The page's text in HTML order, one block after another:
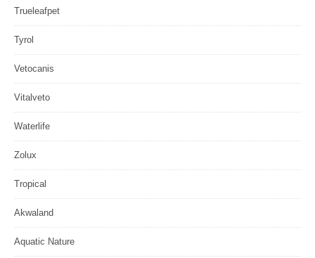
Trueleafpet
Tyrol
Vetocanis
Vitalveto
Waterlife
Zolux
Tropical
Akwaland
Aquatic Nature